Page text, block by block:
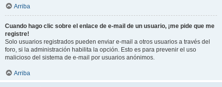
Arriba
Cuando hago clic sobre el enlace de e-mail de un usuario, ¡me pide que me
registre!
Solo usuarios registrados pueden enviar e-mail a otros usuarios a través del
foro, si la administración habilita la opción. Esto es para prevenir el uso
malicioso del sistema de e-mail por usuarios anónimos.
Arriba